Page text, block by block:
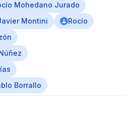
Mohedano Jurado
Montini
Rocío
Borrallo